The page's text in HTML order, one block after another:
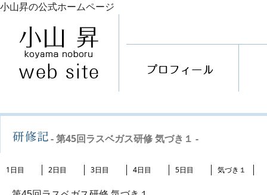
小山昇の公式ホームページ
- 第45回ラスベガス研修 気づき１ -
1日目 2日目 3日目 4日目 5日目 気づき１